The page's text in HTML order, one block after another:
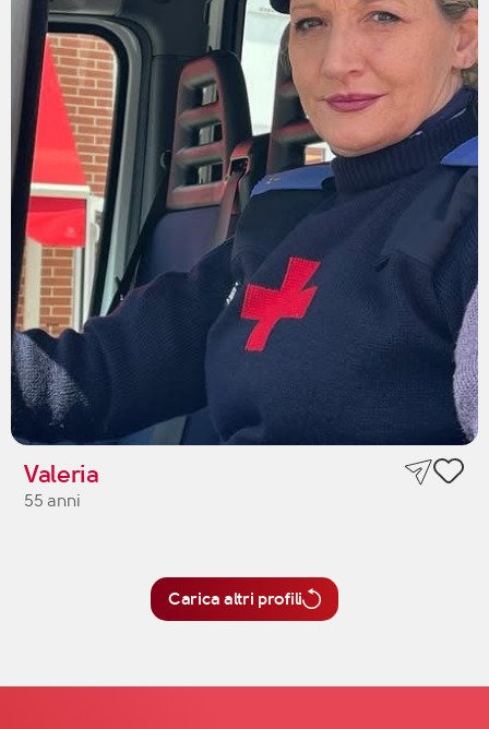
Valeria
55 anni
Carica altri profili